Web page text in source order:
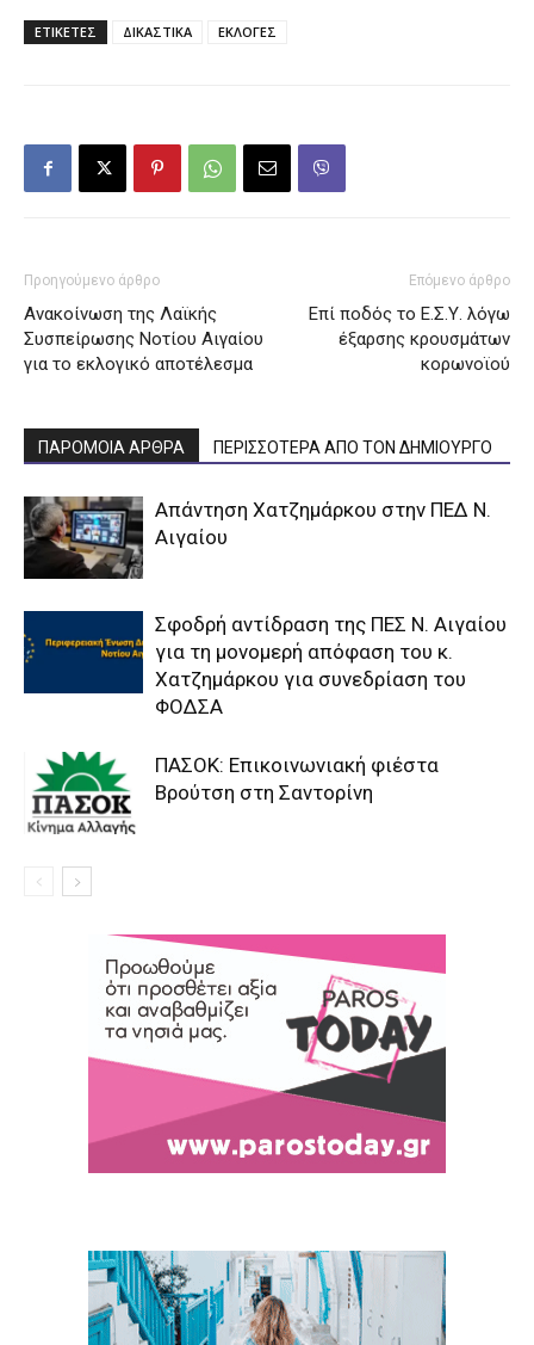
ΕΤΙΚΕΤΕΣ ΔΙΚΑΣΤΙΚΑ ΕΚΛΟΓΕΣ
Προηγούμενο άρθρο
Ανακοίνωση της Λαϊκής
Συσπείρωσης Νοτίου Αιγαίου
για το εκλογικό αποτέλεσμα
Επόμενο άρθρο
Επί ποδός το Ε.Σ.Υ. λόγω
έξαρσης κρουσμάτων
κορωνοϊού
ΠΑΡΟΜΟΙΑ ΑΡΘΡΑ ΠΕΡΙΣΣΟΤΕΡΑ ΑΠΟ ΤΟΝ ΔΗΜΙΟΥΡΓΟ
Απάντηση Χατζημάρκου στην ΠΕΔ Ν.
Αιγαίου
Σφοδρή αντίδραση της ΠΕΣ Ν. Αιγαίου
για τη μονομερή απόφαση του κ.
Χατζημάρκου για συνεδρίαση του
ΦΟΔΣΑ
ΠΑΣΟΚ: Επικοινωνιακή φιέστα
Βρούτση στη Σαντορίνη